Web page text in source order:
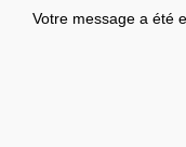
Votre message a été